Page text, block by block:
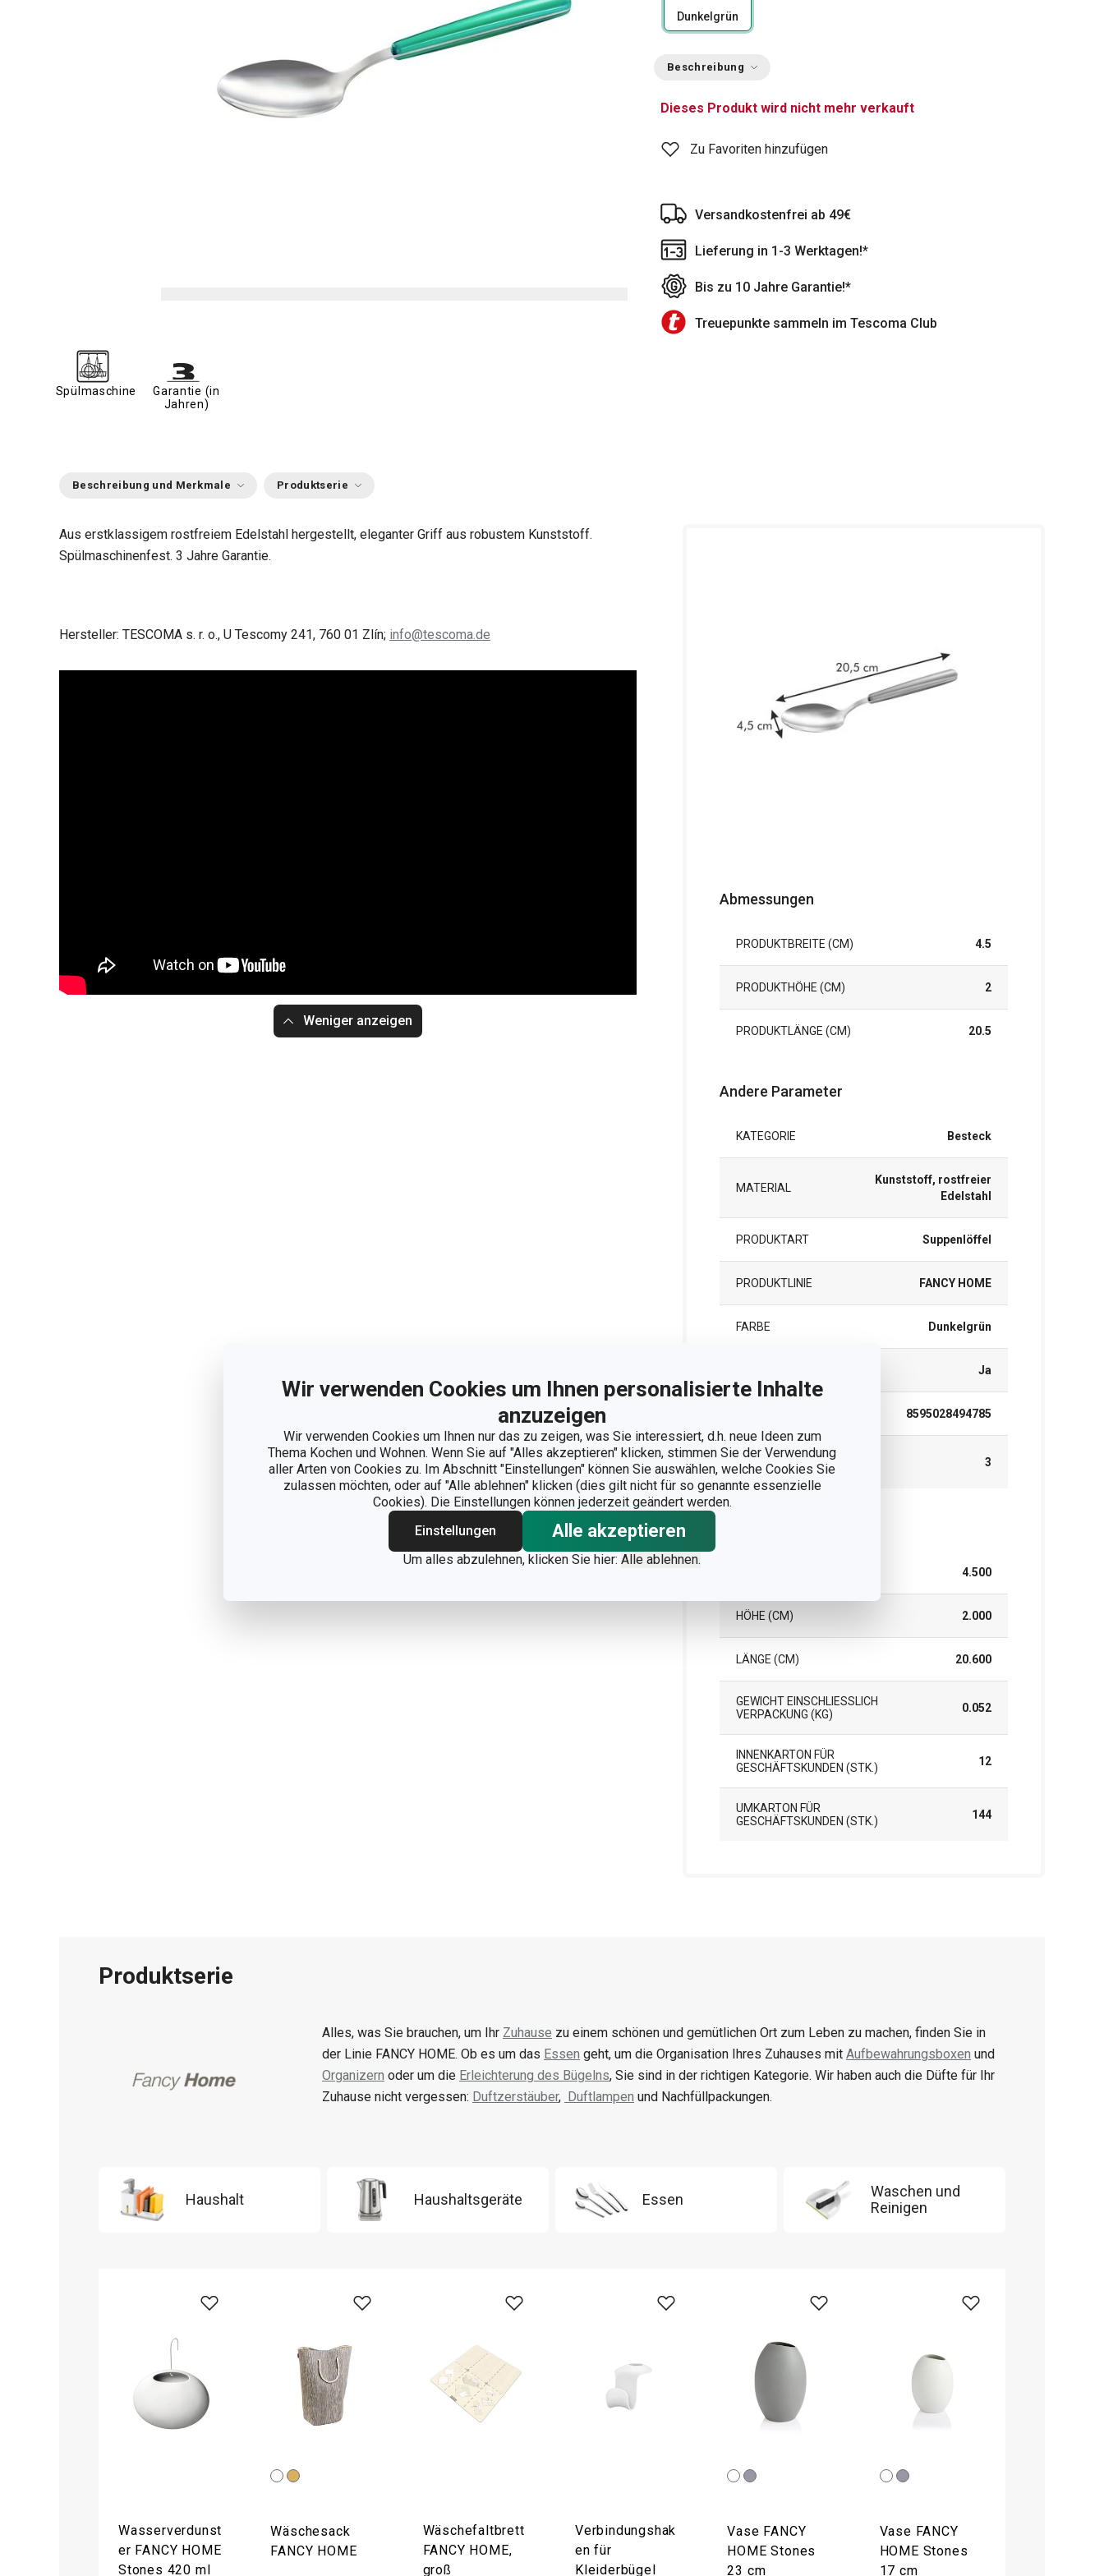
Wir verwenden Cookies um Ihnen personalisierte Inhalte
anzuzeigen
Wir verwenden Cookies um Ihnen nur das zu zeigen, was Sie interessiert, d.h. neue Ideen zum
Thema Kochen und Wohnen. Wenn Sie auf "Alles akzeptieren" klicken, stimmen Sie der Verwendung
aller Arten von Cookies zu. Im Abschnitt "Einstellungen" können Sie auswählen, welche Cookies Sie
zulassen möchten, oder auf "Alle ablehnen" klicken (dies gilt nicht für so genannte essenzielle
Cookies). Die Einstellungen können jederzeit geändert werden.
Einstellungen
Alle akzeptieren
Um alles abzulehnen, klicken Sie hier: Alle ablehnen.
Dunkelgrün
Beschreibung
Dieses Produkt wird nicht mehr verkauft
Zu Favoriten hinzufügen
Versandkostenfrei ab 49€
Lieferung in 1-3 Werktagen!*
Bis zu 10 Jahre Garantie!*
Treuepunkte sammeln im Tescoma Club
Spülmaschine
Garantie (in
Jahren)
Beschreibung und Merkmale Produktserie
Aus erstklassigem rostfreiem Edelstahl hergestellt, eleganter Griff aus robustem Kunststoff.
Spülmaschinenfest. 3 Jahre Garantie.
Hersteller: TESCOMA s. r. o., U Tescomy 241, 760 01 Zlín; info@tescoma.de
Weniger anzeigen
Abmessungen
PRODUKTBREITE (CM) 4.5
PRODUKTHÖHE (CM) 2
PRODUKTLÄNGE (CM) 20.5
Andere Parameter
KATEGORIE Besteck
MATERIAL
Kunststoff, rostfreier
Edelstahl
PRODUKTART Suppenlöffel
PRODUKTLINIE FANCY HOME
FARBE Dunkelgrün
Ja
8595028494785
GARANTIE (IN
JAHREN)
3
4.500
HÖHE (CM) 2.000
LÄNGE (CM) 20.600
GEWICHT EINSCHLIESSLICH V
ERPACKUNG (KG)
0.052
INNENKARTON FÜR
GESCHÄFTSKUNDEN (STK.)
12
UMKARTON FÜR
GESCHÄFTSKUNDEN (STK.)
144
Produktserie
Alles, was Sie brauchen, um Ihr Zuhause zu einem schönen und gemütlichen Ort zum Leben zu machen, finden Sie in
der Linie FANCY HOME. Ob es um das Essen geht, um die Organisation Ihres Zuhauses mit Aufbewahrungsboxen und
Organizern oder um die Erleichterung des Bügelns, Sie sind in der richtigen Kategorie. Wir haben auch die Düfte für Ihr
Zuhause nicht vergessen: Duftzerstäuber, Duftlampen und Nachfüllpackungen.
Haushalt Haushaltsgeräte Essen
Waschen und
Reinigen
Wasserverdunst
er FANCY HOME
Stones 420 ml
Wäschesack
FANCY HOME
Wäschefaltbrett
FANCY HOME,
groß
Verbindungshak
en für
Kleiderbügel
Vase FANCY
HOME Stones
23 cm
Vase FANCY
HOME Stones
17 cm